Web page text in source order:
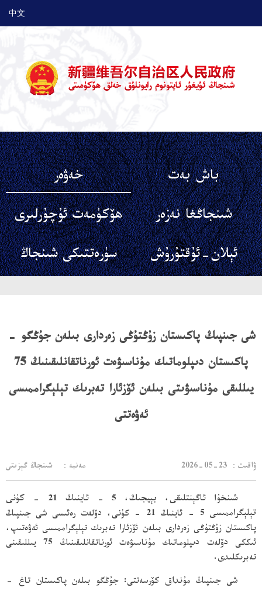
中文
باش بەت
خەۋەر
شىنجاڭغا نەزەر
ھۆكۈمەت ئۇچۇرلىرى
ئېلان-ئۇقتۇرۇش
سۈرەتتىكى شىنجاڭ
شى جىنپىڭ پاكىستان زۇڭتۇڭى زەردارى بىلەن جۇڭگو -
پاكىستان دىپلوماتىك مۇناسىۋەت ئورناتقانلىقىنىڭ 75
يىللىقى مۇناسىۋىتى بىلەن ئۆزئارا تەبرىك تېلېگراممىسى
ئەۋەتتى
2026-05-23 ：ۋاقىت مەنبە： شىنجاڭ گېزىتى
شىنخۇا ئاگېنتلىقى، بېيجىڭ، 5 - ئاينىڭ 21 - كۈنى
تېلېگراممىسى
5 - ئاينىڭ 21 - كۈنى، دۆلەت رەئىسى شى جىنپىڭ
پاكىستان زۇڭتۇڭى زەردارى بىلەن ئۆزئارا تەبرىك تېلېگراممىسى ئەۋەتىپ،
ئىككى دۆلەت دىپلوماتىك مۇناسىۋەت ئورناتقانلىقىنىڭ 75 يىللىقىنى
تەبرىكلىدى.
شى جىنپىڭ مۇنداق كۆرسەتتى: جۇڭگو بىلەن پاكىستان تاغ -